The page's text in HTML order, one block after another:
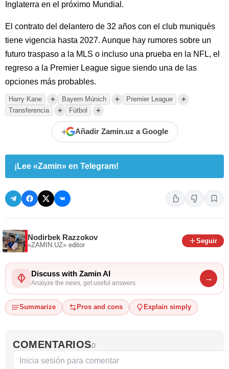
Inglaterra en el próximo Mundial.
El contrato del delantero de 32 años con el club muniqués
tiene vigencia hasta 2027. Aunque hay rumores sobre un
futuro traspaso a la MLS o incluso una prueba en la NFL, el
regreso a la Premier League sigue siendo una de las
opciones más probables.
Harry Kane + Bayern Múnich + Premier League +
Transferencia + Fútbol +
+ Añadir Zamin.uz a Google
¡Lee «Zamin» en Telegram!
Nodirbek Razzokov
«ZAMIN.UZ» editor
Seguir
Discuss with Zamin AI
Analyze the news, get useful answers
→
Summarize Pros and cons Explain simply
COMENTARIOS0